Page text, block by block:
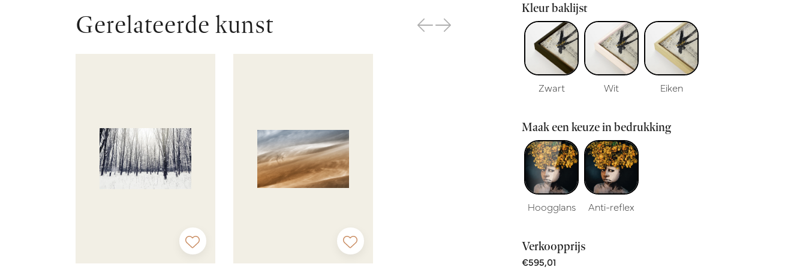
Gerelateerde kunst
Kleur baklijst
Zwart Wit Eiken
Maak een keuze in bedrukking
Hoogglans Anti-reflex
Verkoopprijs
€595,01